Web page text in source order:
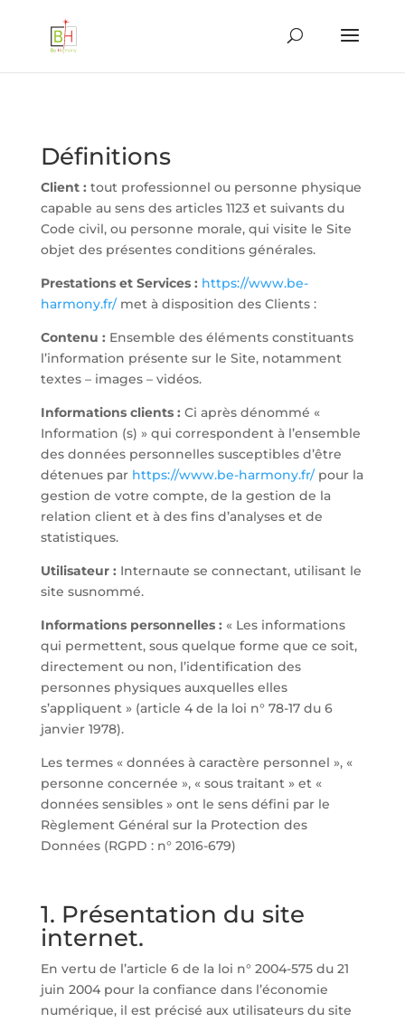
Définitions
Client : tout professionnel ou personne physique
capable au sens des articles 1123 et suivants du
Code civil, ou personne morale, qui visite le Site
objet des présentes conditions générales.
Prestations et Services : https://www.be-
harmony.fr/met à disposition des Clients :
Contenu : Ensemble des éléments constituants
l’information présente sur le Site, notamment
textes – images – vidéos.
Informations clients : Ci après dénommé «
Information (s) » qui correspondent à l’ensemble
des données personnelles susceptibles d’être
détenues par https://www.be-harmony.fr/pour la
gestion de votre compte, de la gestion de la
relation client et à des fins d’analyses et de
statistiques.
Utilisateur : Internaute se connectant, utilisant le
site susnommé.
Informations personnelles : « Les informations
qui permettent, sous quelque forme que ce soit,
directement ou non, l’identification des
personnes physiques auxquelles elles
s’appliquent » (article 4 de la loi n° 78-17 du 6
janvier 1978).
Les termes « données à caractère personnel », «
personne concernée », « sous traitant » et «
données sensibles » ont le sens défini par le
Règlement Général sur la Protection des
Données (RGPD : n° 2016-679)
1. Présentation du site
internet.
En vertu de l’article 6 de la loi n° 2004-575 du 21
juin 2004 pour la confiance dans l’économie
numérique, il est précisé aux utilisateurs du site